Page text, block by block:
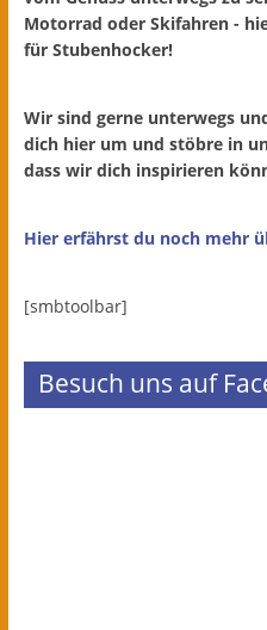
Motorrad oder Skifahren -
für Stubenhocker!
Wir sind gerne unterwegs
dich hier um und stöbre in
dass wir dich inspirieren
Hier erfährst du noch mehr
[smbtoolbar]
Besuch uns auf